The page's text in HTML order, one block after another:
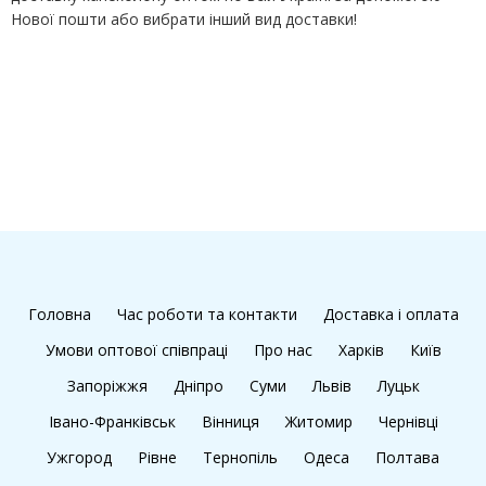
Нової пошти або вибрати інший вид доставки!
Головна Час роботи та контакти
Доставка і оплата
Умови оптової співпраці
Про нас Харків
Київ
Запоріжжя
Дніпро Суми Львів
Луцьк
Івано-Франківськ
Вінниця Житомир
Чернівці
Ужгород
Рівне Тернопіль Одеса Полтава